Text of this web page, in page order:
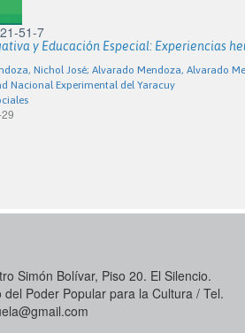
51-7
y Educación Especial: Experiencias
Nichol José; Alvarado Mendoza, Alvarado
Nacional Experimental del Yaracuy
Simón Bolívar, Piso 20. El Silencio.
Poder Popular para la Cultura / Tel.